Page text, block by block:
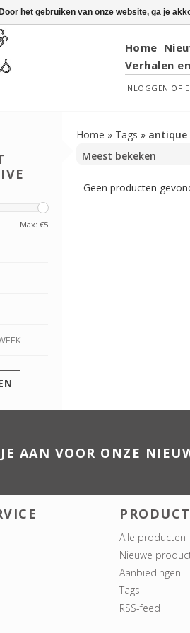
Home
Verhalen
INLOGGEN OF
Max: €5
Home » Tags » antique
Geen producten
AAN VOOR ONZE
Alle producten
Nieuwe
Aanbiedingen
Tags
RSS-feed
Door het gebruiken van onze website, ga je